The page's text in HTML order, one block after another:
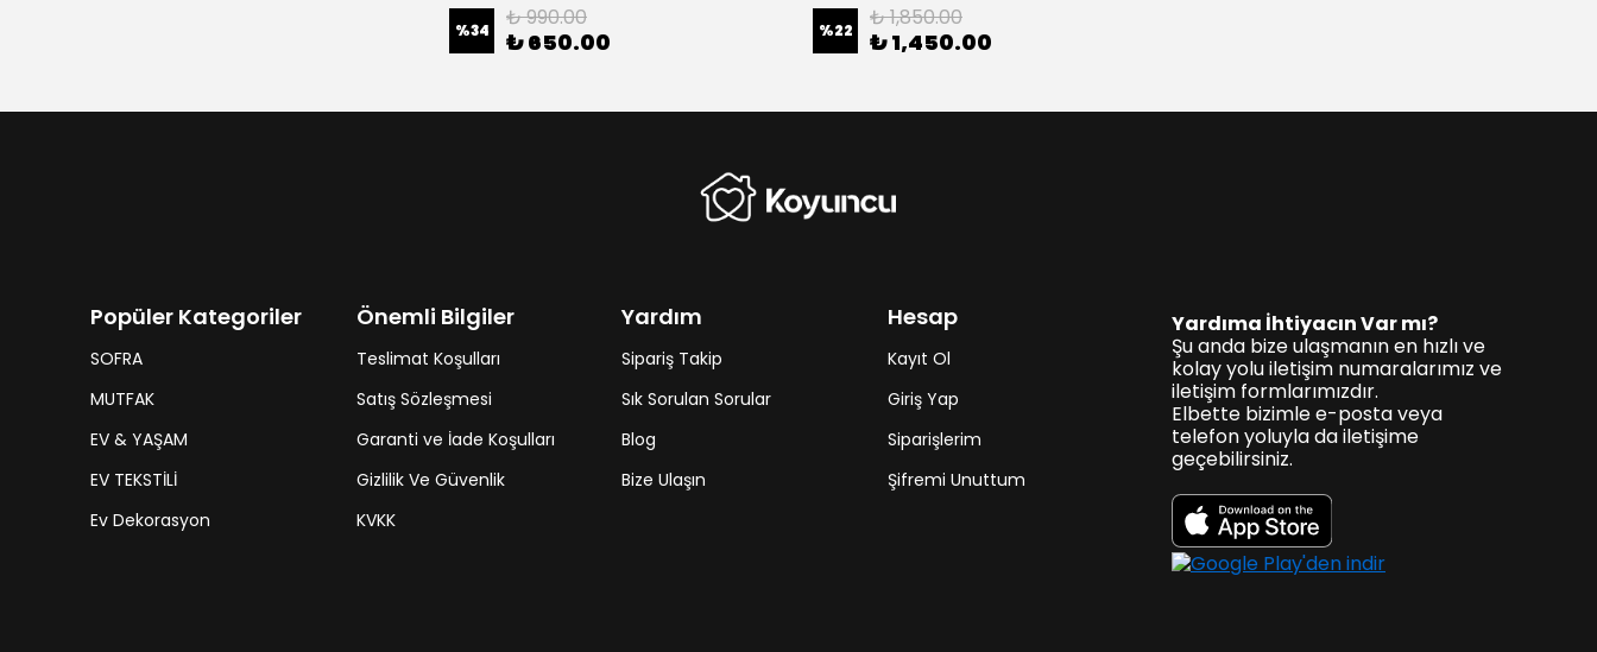
%34 ₺ 990.00
₺ 650.00 %22 ₺ 1,850.00
₺ 1,450.00
Popüler Kategoriler
SOFRA
MUTFAK
EV & YAŞAM
EV TEKSTİLİ
Ev Dekorasyon
Önemli Bilgiler
Teslimat Koşulları
Satış Sözleşmesi
Garanti ve İade Koşulları
Gizlilik Ve Güvenlik
KVKK
Yardım
Sipariş Takip
Sık Sorulan Sorular
Blog
Bize Ulaşın
Hesap
Kayıt Ol
Giriş Yap
Siparişlerim
Şifremi Unuttum
Yardıma İhtiyacın Var mı?
Şu anda bize ulaşmanın en hızlı ve
kolay yolu iletişim numaralarımız ve
iletişim formlarımızdır.
Elbette bizimle e-posta veya
telefon yoluyla da iletişime
geçebilirsiniz.